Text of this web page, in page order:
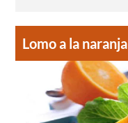
Lomo a la naranja